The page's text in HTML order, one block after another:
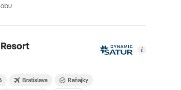
Bratislava Raňajky